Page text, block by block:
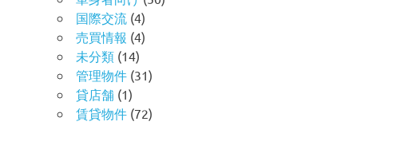
国際交流 (4)
売買情報 (4)
未分類 (14)
管理物件 (31)
貸店舗 (1)
賃貸物件 (72)